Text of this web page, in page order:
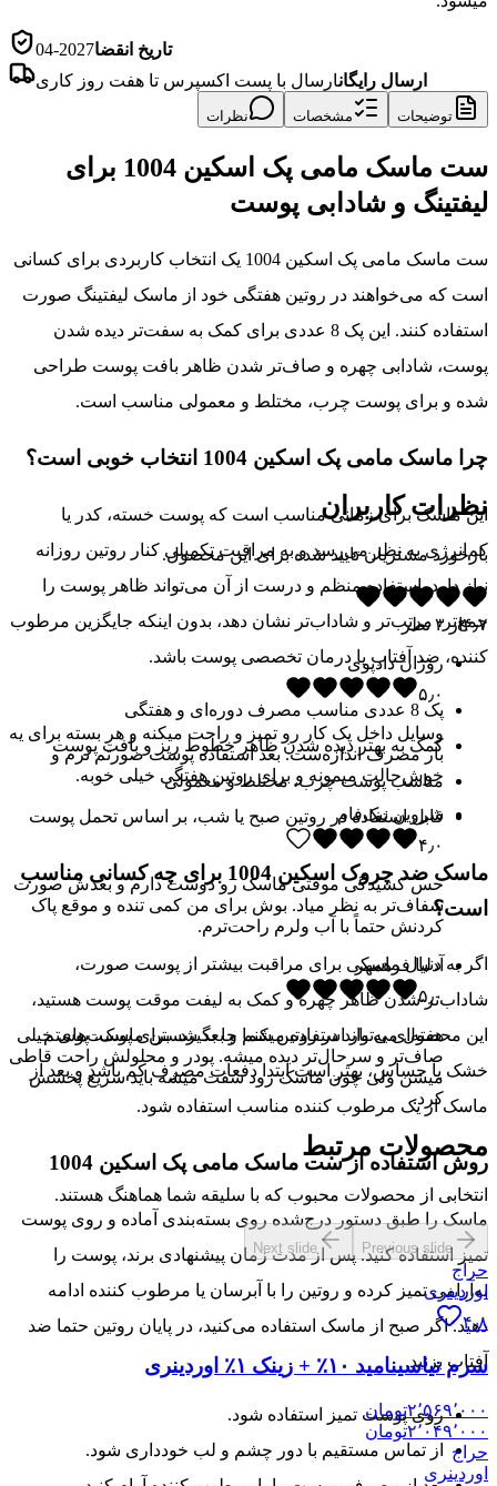
تاریخ انقضا2027-04
ارسال رایگانارسال با پست اکسپرس تا هفت روز کاری
توضیحات مشخصات نظرات
ست ماسک مامی پک اسکین 1004 برای
لیفتینگ و شادابی پوست
ست ماسک مامی پک اسکین 1004 یک انتخاب کاربردی برای کسانی
است که می‌خواهند در روتین هفتگی خود از ماسک لیفتینگ صورت
استفاده کنند. این پک 8 عددی برای کمک به سفت‌تر دیده شدن
پوست، شادابی چهره و صاف‌تر شدن ظاهر بافت پوست طراحی
شده و برای پوست چرب، مختلط و معمولی مناسب است.
چرا ماسک مامی پک اسکین 1004 انتخاب خوبی است؟
این ماسک برای زمانی مناسب است که پوست خسته، کدر یا
کم‌انرژی به نظر می‌رسد و به مراقبت تکمیلی کنار روتین روزانه
نیاز دارد. استفاده منظم و درست از آن می‌تواند ظاهر پوست را
جمع‌تر، مرتب‌تر و شاداب‌تر نشان دهد، بدون اینکه جایگزین مرطوب
کننده، ضد آفتاب یا درمان تخصصی پوست باشد.
پک 8 عددی مناسب مصرف دوره‌ای و هفتگی
کمک به بهتر دیده شدن ظاهر خطوط ریز و بافت پوست
مناسب پوست چرب، مختلط و معمولی
قابل استفاده در روتین صبح یا شب، بر اساس تحمل پوست
ماسک ضد چروک اسکین 1004 برای چه کسانی مناسب
است؟
اگر به دنبال ماسکی برای مراقبت بیشتر از پوست صورت،
شاداب‌تر شدن ظاهر چهره و کمک به لیفت موقت پوست هستید،
این محصول می‌تواند در روتین شما جا بگیرد. برای پوست‌های خیلی
خشک یا حساس، بهتر است ابتدا دفعات مصرف کم باشد و بعد از
ماسک از یک مرطوب کننده مناسب استفاده شود.
روش استفاده از ست ماسک مامی پک اسکین 1004
ماسک را طبق دستور درج‌شده روی بسته‌بندی آماده و روی پوست
تمیز استفاده کنید. پس از مدت زمان پیشنهادی برند، پوست را
به‌آرامی تمیز کرده و روتین را با آبرسان یا مرطوب کننده ادامه
دهید. اگر صبح از ماسک استفاده می‌کنید، در پایان روتین حتما ضد
آفتاب بزنید.
روی پوست تمیز استفاده شود.
از تماس مستقیم با دور چشم و لب خودداری شود.
نظرات کاربران
بازخورد مشتریان تایید شده برای این محصول.
۴٫۷از۳نظر
روژان دادپوی
۵٫۰
وسایل داخل پک کار رو تمیز و راحت میکنه و هر بسته برای یه
بار مصرف اندازه‌ست. بعد استفاده پوست صورتم نرم و
خوش‌حالت میمونه و برای روتین هفتگی خیلی خوبه.
شروین نیک‌فام
۴٫۰
حس کشیدگی موقتی ماسک رو دوست دارم و بعدش صورت
شفاف‌تر به نظر میاد. بوش برای من کمی تنده و موقع پاک
کردنش حتماً با آب ولرم راحت‌ترم.
آدلیا فرهمهر
۵٫۰
هفته‌ای یه بار استفاده میکنم و بعد شستن ماسک، پوستم
صاف‌تر و سرحال‌تر دیده میشه. پودر و محلولش راحت قاطی
میشن ولی چون ماسک زود سفت میشه باید سریع پخشش
کرد.
محصولات مرتبط
انتخابی از محصولات محبوب که با سلیقه شما هماهنگ هستند.
Previous slide
Next slide
حراج
اوردینری
۴٫۸
سرم نیاسینامید ۱۰٪ + زینک ۱٪ اوردینری
۲٬۵۶۹٬۰۰۰تومان
۲٬۰۴۹٬۰۰۰تومان
حراج
اوردینری